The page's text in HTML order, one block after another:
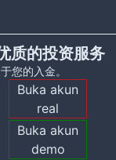
质的投资服务
您的入金。
Buka akun
real
Buka akun
demo